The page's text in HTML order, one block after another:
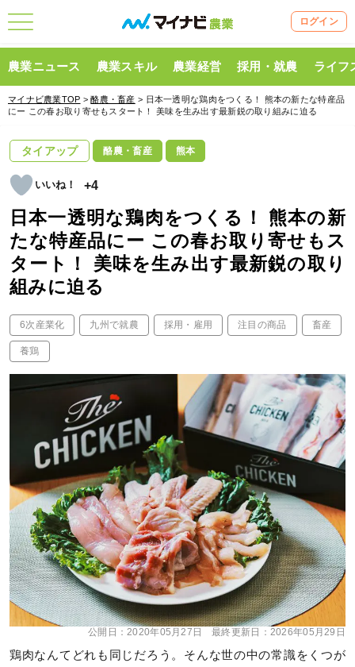
ログイン
農業ニュース 農業スキル 農業経営 採用・就農 ライフ
マイナビ農業TOP >酪農・畜産 > 日本一透明な鶏肉をつくる！ 熊本の新たな特産品
にー この春お取り寄せもスタート！ 美味を生み出す最新鋭の取り組みに迫る
タイアップ 酪農・畜産 熊本
+4
日本一透明な鶏肉をつくる！ 熊本の新
たな特産品にー この春お取り寄せもス
タート！ 美味を生み出す最新鋭の取り
組みに迫る
6次産業化 九州で就農 採用・雇用 注目の商品 畜産
養鶏
公開日：2020年05月27日 最終更新日： 2026年05月29日
鶏肉なんてどれも同じだろう。そんな世の中の常識をくつが